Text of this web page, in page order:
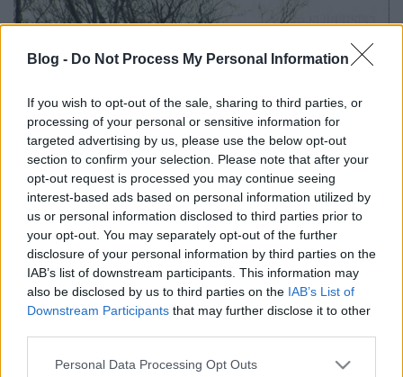
Blog - Do Not Process My Personal Information
If you wish to opt-out of the sale, sharing to third parties, or
processing of your personal or sensitive information for
targeted advertising by us, please use the below opt-out
section to confirm your selection. Please note that after your
opt-out request is processed you may continue seeing
interest-based ads based on personal information utilized by
us or personal information disclosed to third parties prior to
your opt-out. You may separately opt-out of the further
disclosure of your personal information by third parties on the
IAB’s list of downstream participants. This information may
also be disclosed by us to third parties on the IAB’s List of
Downstream Participants that may further disclose it to other
Please note that this website/app uses one or more Google
Personal Data Processing Opt Outs
Superweek 2012: szakmázás és
pálinkázás a hegytetőn
hírbehozó•2011. november 14.
Én már a 2011-es Superseo konferenciát is
megszavaznám az év magyar konferenciájának.